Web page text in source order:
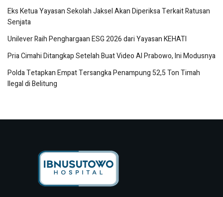
Eks Ketua Yayasan Sekolah Jaksel Akan Diperiksa Terkait Ratusan
Senjata
Unilever Raih Penghargaan ESG 2026 dari Yayasan KEHATI
Pria Cimahi Ditangkap Setelah Buat Video AI Prabowo, Ini Modusnya
Polda Tetapkan Empat Tersangka Penampung 52,5 Ton Timah
Ilegal di Belitung